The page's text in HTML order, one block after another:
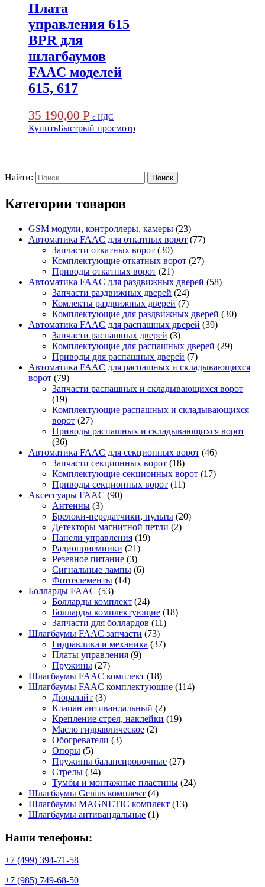
Плата
управления 615
BPR для
шлагбаумов
FAAC моделей
615, 617
35 190,00 Р с НДС
КупитьБыстрый просмотр
Найти:
Категории товаров
GSM модули, контроллеры, камеры (23)
Автоматика FAAC для откатных ворот (77)
Запчасти откатных ворот (30)
Комплектующие откатных ворот (27)
Приводы откатных ворот (21)
Автоматика FAAC для раздвижных дверей (58)
Запчасти раздвижных дверей (24)
Комлекты раздвижных дверей (7)
Комплектующие для раздвижных дверей (30)
Автоматика FAAC для распашных дверей (39)
Запчасти распашных дверей (3)
Комплектующие для распашных дверей (29)
Приводы для распашных дверей (7)
Автоматика FAAC для распашных и складывающихся
ворот (79)
Запчасти распашных и складывающихся ворот
(19)
Комплектующие распашных и складывающихся
ворот (27)
Приводы распашных и складывающихся ворот
(36)
Автоматика FAAC для секционных ворот (46)
Запчасти секционных ворот (18)
Комплектующие секционных ворот (17)
Приводы секционных ворот (11)
Аксессуары FAAC (90)
Антенны (3)
Брелоки-передатчики, пульты (20)
Детекторы магнитной петли (2)
Панели управления (19)
Радиоприемники (21)
Резевное питание (3)
Сигнальные лампы (6)
Фотоэлементы (14)
Болларды FAAC (53)
Болларды комплект (24)
Болларды комплектующие (18)
Запчасти для боллардов (11)
Шлагбаумы FAAC запчасти (73)
Гидравлика и механика (37)
Платы управления (9)
Пружины (27)
Шлагбаумы FAAC комплект (18)
Шлагбаумы FAAC комплектующие (114)
Дюралайт (3)
Клапан антивандальный (2)
Крепление стрел, наклейки (19)
Масло гидравлическое (2)
Обогреватели (3)
Опоры (5)
Пружины балансировочные (27)
Стрелы (34)
Тумбы и монтажные пластины (24)
Шлагбаумы Genius комплект (4)
Шлагбаумы MAGNETIC комплект (13)
Шлагбаумы антивандальные (1)
Наши телефоны:
+7 (499) 394-71-58
+7 (985) 749-68-50